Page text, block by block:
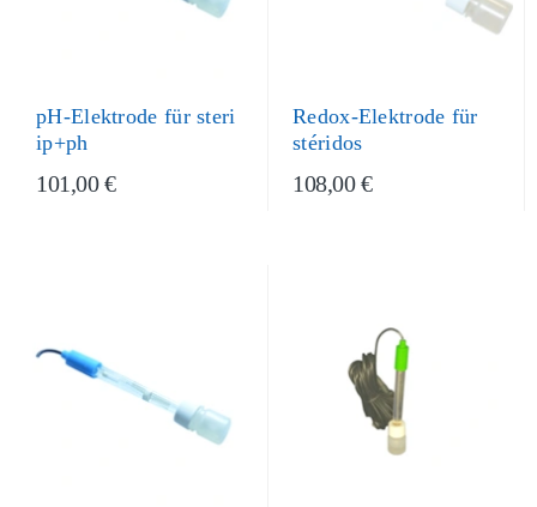
pH-Elektrode für steri
ip+ph
101,00 €
Redox-Elektrode für
stéridos
108,00 €